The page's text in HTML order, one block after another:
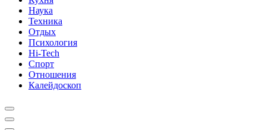
Наука
Техника
Отдых
Психология
Hi-Tech
Спорт
Отношения
Калейдоскоп